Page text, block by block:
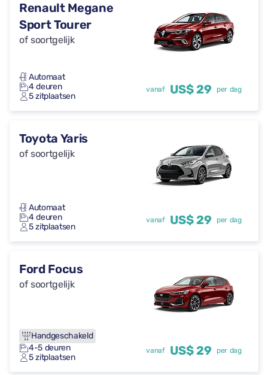
Renault Megane
Sport Tourer
of soortgelijk
Automaat
4 deuren
5 zitplaatsen
vanaf US$ 29 per dag
Toyota Yaris
of soortgelijk
Automaat
4 deuren
5 zitplaatsen
vanaf US$ 29 per dag
Ford Focus
of soortgelijk
Handgeschakeld
4-5 deuren
5 zitplaatsen
vanaf US$ 29 per dag